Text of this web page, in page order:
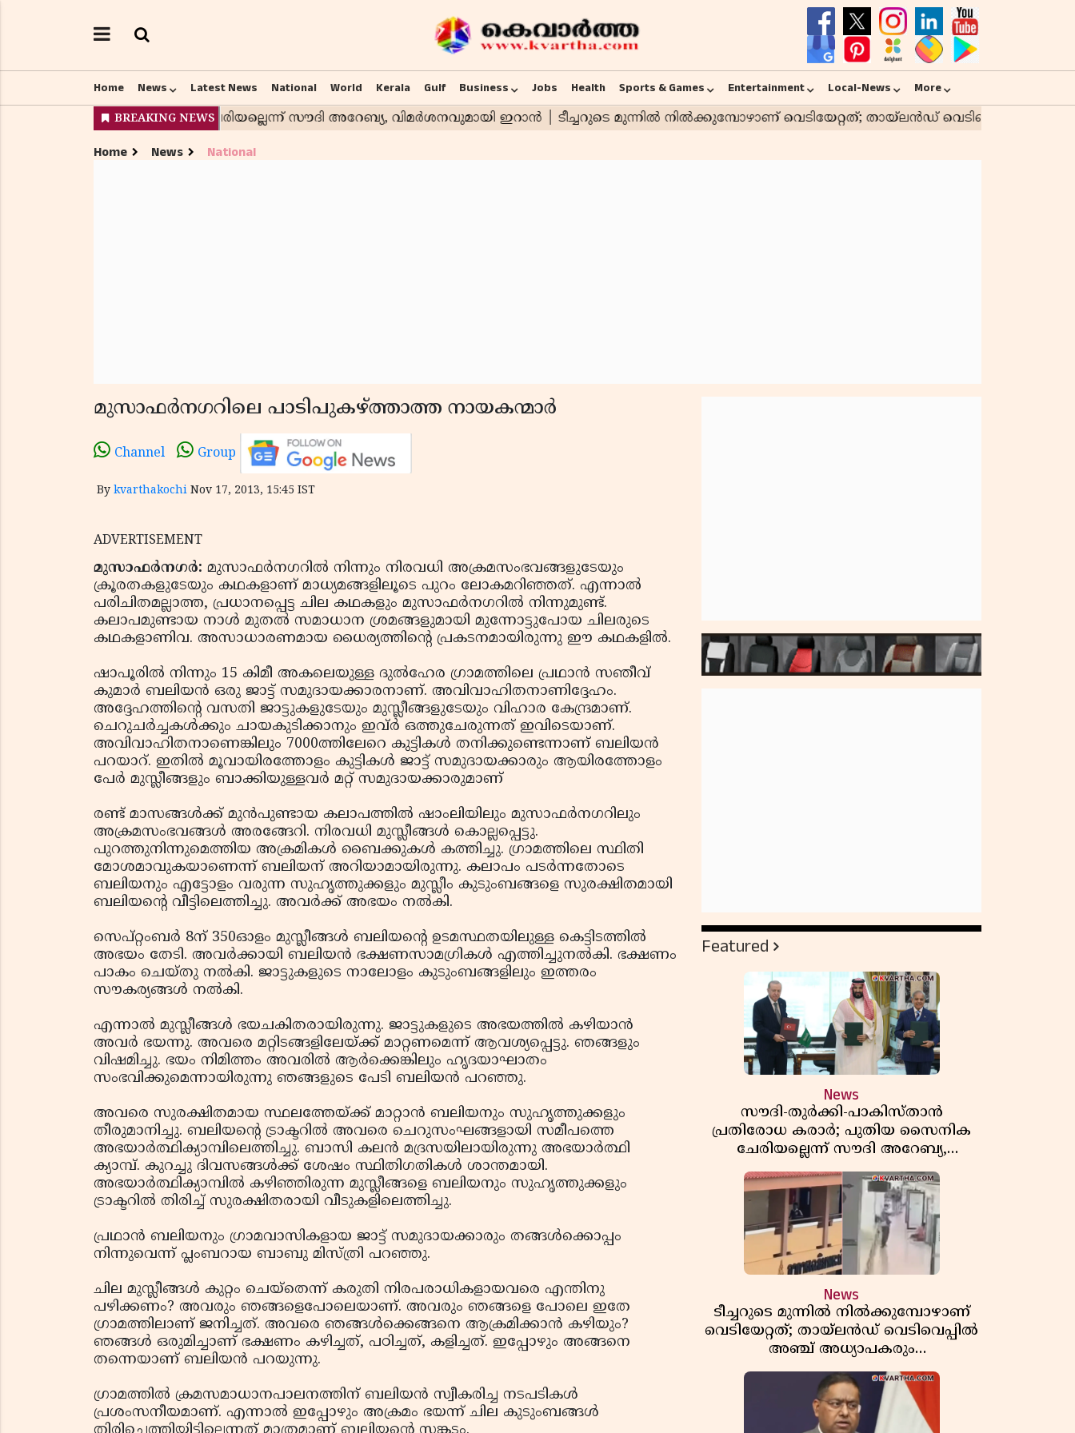
Home News Latest News National World Kerala Gulf Business Jobs Health Sports & Games Entertainment Local-News More
Home News National
മുസാഫര്‍നഗറിലെ പാടിപുകഴ്ത്താത്ത നായകന്മാര്‍
Channel Group
By kvarthakochi Nov 17, 2013, 15:45 IST
ADVERTISEMENT
മുസാഫര്‍നഗര്‍: മുസാഫര്‍നഗറില്‍ നിന്നും നിരവധി അക്രമസംഭവങ്ങളുടേയും
ക്രൂരതകളുടേയും കഥകളാണ് മാധ്യമങ്ങളിലൂടെ പുറം ലോകമറിഞ്ഞത്. എന്നാല്‍
പരിചിതമല്ലാത്ത, പ്രധാനപ്പെട്ട ചില കഥകളും മുസാഫര്‍നഗറില്‍ നിന്നുമുണ്ട്.
കലാപമുണ്ടായ നാള്‍ മുതല്‍ സമാധാന ശ്രമങ്ങളുമായി മുന്നോട്ടുപോയ ചിലരുടെ
കഥകളാണിവ. അസാധാരണമായ ധൈര്യത്തിന്റെ പ്രകടനമായിരുന്നു ഈ കഥകളില്‍.
ഷാപൂരില്‍ നിന്നും 15 കിമീ അകലെയുള്ള ദുല്‍ഹേര ഗ്രാമത്തിലെ പ്രഥാന്‍ സഞീവ്
കുമാര്‍ ബലിയന്‍ ഒരു ജാട്ട് സമുദായക്കാരനാണ്. അവിവാഹിതനാണിദ്ദേഹം.
അദ്ദേഹത്തിന്റെ വസതി ജാട്ടുകളുടേയും മുസ്ലീങ്ങളുടേയും വിഹാര കേന്ദ്രമാണ്.
ചെറുചര്‍ച്ചകള്‍ക്കും ചായകുടിക്കാനും ഇവ്ര്‍ ഒത്തുചേരുന്നത് ഇവിടെയാണ്.
അവിവാഹിതനാണെങ്കിലും 7000ത്തിലേറെ കുട്ടികള്‍ തനിക്കുണ്ടെന്നാണ് ബലിയന്‍
പറയാറ്. ഇതില്‍ മൂവായിരത്തോളം കുട്ടികള്‍ ജാട്ട് സമുദായക്കാരും ആയിരത്തോളം
പേര്‍ മുസ്ലീങ്ങളും ബാക്കിയുള്ളവര്‍ മറ്റ് സമുദായക്കാരുമാണ്
രണ്ട് മാസങ്ങള്‍ക്ക് മുന്‍പുണ്ടായ കലാപത്തില്‍ ഷാംലിയിലും മുസാഫര്‍നഗറിലും
അക്രമസംഭവങ്ങള്‍ അരങ്ങേറി. നിരവധി മുസ്ലീങ്ങള്‍ കൊല്ലപ്പെട്ടു.
പുറത്തുനിന്നുമെത്തിയ അക്രമികള്‍ ബൈക്കുകള്‍ കത്തിച്ചു. ഗ്രാമത്തിലെ സ്ഥിതി
മോശമാവുകയാണെന്ന് ബലിയന് അറിയാമായിരുന്നു. കലാപം പടര്‍ന്നതോടെ
ബലിയനും എട്ടോളം വരുന്ന സുഹൃത്തുക്കളും മുസ്ലീം കുടുംബങ്ങളെ സുരക്ഷിതമായി
ബലിയന്റെ വീട്ടിലെത്തിച്ചു. അവര്‍ക്ക് അഭയം നല്‍കി.
സെപ്റ്റംബര്‍ 8ന് 350ഓളം മുസ്ലീങ്ങള്‍ ബലിയന്റെ ഉടമസ്ഥതയിലുള്ള കെട്ടിടത്തില്‍
അഭയം തേടി. അവര്‍ക്കായി ബലിയന്‍ ഭക്ഷണസാമഗ്രികള്‍ എത്തിച്ചുനല്‍കി. ഭക്ഷണം
പാകം ചെയ്തു നല്‍കി. ജാട്ടുകളുടെ നാലോളം കുടുംബങ്ങളിലും ഇത്തരം
സൗകര്യങ്ങള്‍ നല്‍കി.
എന്നാല്‍ മുസ്ലീങ്ങള്‍ ഭയചകിതരായിരുന്നു. ജാട്ടുകളുടെ അഭയത്തില്‍ കഴിയാന്‍
അവര്‍ ഭയന്നു. അവരെ മറ്റിടങ്ങളിലേയ്ക്ക് മാറ്റണമെന്ന് ആവശ്യപ്പെട്ടു. ഞങ്ങളും
വിഷമിച്ചു. ഭയം നിമിത്തം അവരില്‍ ആര്‍ക്കെങ്കിലും ഹൃദയാഘാതം
സംഭവിക്കുമെന്നായിരുന്നു ഞങ്ങളുടെ പേടി ബലിയന്‍ പറഞ്ഞു.
അവരെ സുരക്ഷിതമായ സ്ഥലത്തേയ്ക്ക് മാറ്റാന്‍ ബലിയനും സുഹൃത്തുക്കളും
തീരുമാനിച്ചു. ബലിയന്റെ ട്രാക്ടറില്‍ അവരെ ചെറുസംഘങ്ങളായി സമീപത്തെ
അഭയാര്‍ത്ഥിക്യാമ്പിലെത്തിച്ചു. ബാസി കലന്‍ മദ്രസയിലായിരുന്നു അഭയാര്‍ത്ഥി
ക്യാമ്പ്. കുറച്ചു ദിവസങ്ങള്‍ക്ക് ശേഷം സ്ഥിതിഗതികള്‍ ശാന്തമായി.
അഭയാര്‍ത്ഥിക്യാമ്പില്‍ കഴിഞ്ഞിരുന്ന മുസ്ലീങ്ങളെ ബലിയനും സുഹൃത്തുക്കളും
ട്രാക്ടറില്‍ തിരിച്ച് സുരക്ഷിതരായി വീടുകളിലെത്തിച്ചു.
പ്രഥാന്‍ ബലിയനും ഗ്രാമവാസികളായ ജാട്ട് സമുദായക്കാരും തങ്ങള്‍ക്കൊപ്പം
നിന്നുവെന്ന് പ്ലംബറായ ബാബു മിസ്ത്രി പറഞ്ഞു.
ചില മുസ്ലീങ്ങള്‍ കുറ്റം ചെയ്‌തെന്ന് കരുതി നിരപരാധികളായവരെ എന്തിനു
പഴിക്കണം? അവരും ഞങ്ങളെപോലെയാണ്. അവരും ഞങ്ങളെ പോലെ ഇതേ
ഗ്രാമത്തിലാണ് ജനിച്ചത്. അവരെ ഞങ്ങള്‍ക്കെങ്ങനെ ആക്രമിക്കാന്‍ കഴിയും?
ഞങ്ങള്‍ ഒരുമിച്ചാണ് ഭക്ഷണം കഴിച്ചത്, പഠിച്ചത്, കളിച്ചത്. ഇപ്പോഴും അങ്ങനെ
തന്നെയാണ് ബലിയന്‍ പറയുന്നു.
ഗ്രാമത്തില്‍ ക്രമസമാധാനപാലനത്തിന് ബലിയന്‍ സ്വീകരിച്ച നടപടികള്‍
പ്രശംസനീയമാണ്. എന്നാല്‍ ഇപ്പോഴും അക്രമം ഭയന്ന് ചില കുടുംബങ്ങള്‍
Featured
News
സൗദി-തുർക്കി-പാകിസ്താൻ
പ്രതിരോധ കരാർ; പുതിയ സൈനിക
ചേരിയല്ലെന്ന് സൗദി അറേബ്യ,
വിമർശനവുമായി ഇറാൻ
News
ടീച്ചറുടെ മുന്നിൽ നിൽക്കുമ്പോഴാണ്
വെടിയേറ്റത്; തായ്‌ലൻഡ് വെടിവെപ്പിൽ
അഞ്ച് അധ്യാപകരും
മുത്തശ്ശീമുത്തശ്ശന്മാരും കൊല്ലപ്പെട്ടു,
മരണസംഖ്യ 7; ഞെട്ടിക്കുന്ന
വെളിപ്പെടുത്തലുകൾ